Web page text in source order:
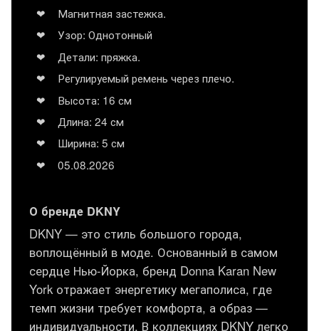
Магнитная застежка.
Узор: Однотонный
Детали: пряжка.
Регулируемый ремень через плечо.
Высота: 16 см
Длина: 24 см
Ширина: 5 см
05.08.2026
О бренде DKNY
DKNY — это стиль большого города,
воплощённый в моде. Основанный в самом
сердце Нью-Йорка, бренд Donna Karan New
York отражает энергетику мегаполиса, где
темп жизни требует комфорта, а образ —
индивидуальности. В коллекциях DKNY легко